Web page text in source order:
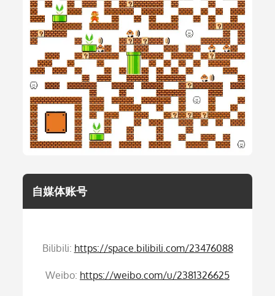
自媒体账号
Bilibili: https://space.bilibili.com/23476088
Weibo: https://weibo.com/u/2381326625